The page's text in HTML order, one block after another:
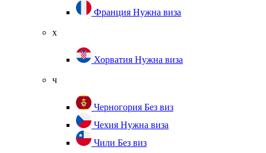
Франция Нужна виза
х
Хорватия Нужна виза
ч
Черногория Без виз
Чехия Нужна виза
Чили Без виз